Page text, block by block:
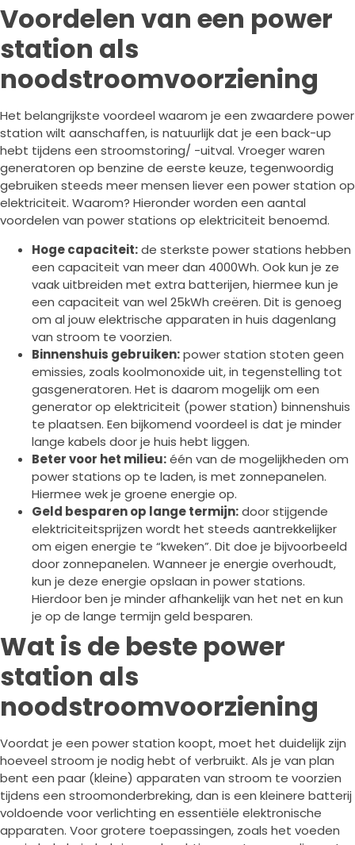
Voordelen van een power
station als
noodstroomvoorziening
Het belangrijkste voordeel waarom je een zwaardere power
station wilt aanschaffen, is natuurlijk dat je een back-up
hebt tijdens een stroomstoring/ -uitval. Vroeger waren
generatoren op benzine de eerste keuze, tegenwoordig
gebruiken steeds meer mensen liever een power station op
elektriciteit. Waarom? Hieronder worden een aantal
voordelen van power stations op elektriciteit benoemd.
Hoge capaciteit:de sterkste power stations hebben
een capaciteit van meer dan 4000Wh. Ook kun je ze
vaak uitbreiden met extra batterijen, hiermee kun je
een capaciteit van wel 25kWh creëren. Dit is genoeg
om al jouw elektrische apparaten in huis dagenlang
van stroom te voorzien.
Binnenshuis gebruiken:power station stoten geen
emissies, zoals koolmonoxide uit, in tegenstelling tot
gasgeneratoren. Het is daarom mogelijk om een
generator op elektriciteit (power station) binnenshuis
te plaatsen. Een bijkomend voordeel is dat je minder
lange kabels door je huis hebt liggen.
Beter voor het milieu:één van de mogelijkheden om
power stations op te laden, is met zonnepanelen.
Hiermee wek je groene energie op.
Geld besparen op lange termijn:door stijgende
elektriciteitsprijzen wordt het steeds aantrekkelijker
om eigen energie te “kweken”. Dit doe je bijvoorbeeld
door zonnepanelen. Wanneer je energie overhoudt,
kun je deze energie opslaan in power stations.
Hierdoor ben je minder afhankelijk van het net en kun
je op de lange termijn geld besparen.
Wat is de beste power
station als
noodstroomvoorziening
Voordat je een power station koopt, moet het duidelijk zijn
hoeveel stroom je nodig hebt of verbruikt. Als je van plan
bent een paar (kleine) apparaten van stroom te voorzien
tijdens een stroomonderbreking, dan is een kleinere batterij
voldoende voor verlichting en essentiële elektronische
apparaten. Voor grotere toepassingen, zoals het voeden